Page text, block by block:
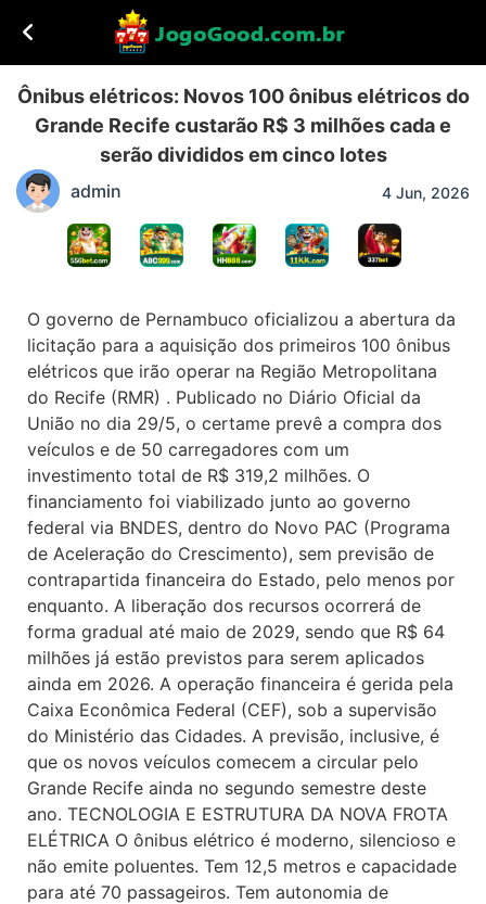
Ônibus elétricos: Novos 100 ônibus elétricos do
Grande Recife custarão R$ 3 milhões cada e
serão divididos em cinco lotes
admin 4 Jun, 2026
O governo de Pernambuco oficializou a abertura da
licitação para a aquisição dos primeiros 100 ônibus
elétricos que irão operar na Região Metropolitana
do Recife (RMR) . Publicado no Diário Oficial da
União no dia 29/5, o certame prevê a compra dos
veículos e de 50 carregadores com um
investimento total de R$ 319,2 milhões. O
financiamento foi viabilizado junto ao governo
federal via BNDES, dentro do Novo PAC (Programa
de Aceleração do Crescimento), sem previsão de
contrapartida financeira do Estado, pelo menos por
enquanto. A liberação dos recursos ocorrerá de
forma gradual até maio de 2029, sendo que R$ 64
milhões já estão previstos para serem aplicados
ainda em 2026. A operação financeira é gerida pela
Caixa Econômica Federal (CEF), sob a supervisão
do Ministério das Cidades. A previsão, inclusive, é
que os novos veículos comecem a circular pelo
Grande Recife ainda no segundo semestre deste
ano. TECNOLOGIA E ESTRUTURA DA NOVA FROTA
ELÉTRICA O ônibus elétrico é moderno, silencioso e
não emite poluentes. Tem 12,5 metros e capacidade
para até 70 passageiros. Tem autonomia de